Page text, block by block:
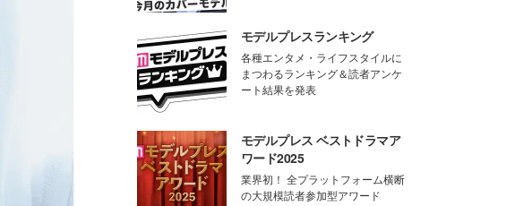
モデルプレスランキング
各種エンタメ・ライフスタイルに
まつわるランキング＆読者アンケ
ート結果を発表
モデルプレス ベストドラマア
ワード2025
業界初！ 全プラットフォーム横断
の大規模読者参加型アワード